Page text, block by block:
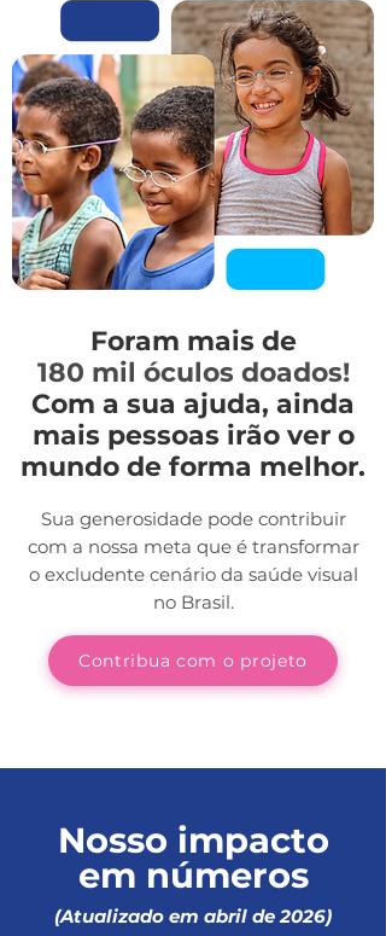
Foram mais de
180 mil óculos doados!
Com a sua ajuda, ainda
mais pessoas irão ver o
mundo de forma melhor.
Sua generosidade pode contribuir
com a nossa meta que é transformar
o excludente cenário da saúde visual
no Brasil.
Contribua com o projeto
Nosso impacto
em números
(Atualizado em abril de 2026)